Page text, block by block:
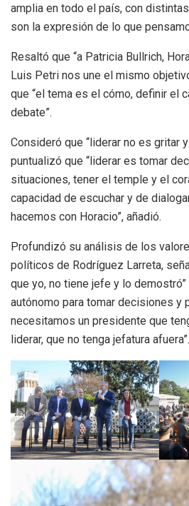
amplia en todo el país, con
son la expresión de lo que
Resaltó que “a Patricia Bullrich,
Luis Petri nos une el mismo
que “el tema es el cómo, definir el
debate”.
Consideró que “liderar no es gritar
puntualizó que “liderar es tomar
situaciones, tener el temple y el
capacidad de escuchar y de
hacemos con Horacio”, añadió.
Profundizó su análisis de los
políticos de Rodríguez Larreta,
que yo, no tiene jefe y lo demostró”
autónomo para tomar decisiones y
necesitamos un presidente que
liderar, que no tenga jefatura afuera”.